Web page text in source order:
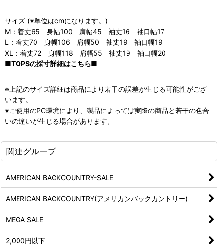
サイズ (※単位はcmになります。)
M：着丈65 身幅100 肩幅45 袖丈16 袖口幅17
L：着丈70 身幅106 肩幅50 袖丈19 袖口幅19
XL：着丈72 身幅118 肩幅55 袖丈19 袖口幅20
■TOPSの採寸詳細はこちら■
※上記のサイズ詳細は商品により若干の誤差が生じる可能性がござ
います。
※ご使用のPC環境により、製品によっては実際の商品と若干の色合
いの違いが生じる場合があります。
関連グループ
AMERICAN BACKCOUNTRY-SALE
AMERICAN BACKCOUNTRY(アメリカンバックカントリー)
MEGA SALE
2,000円以下